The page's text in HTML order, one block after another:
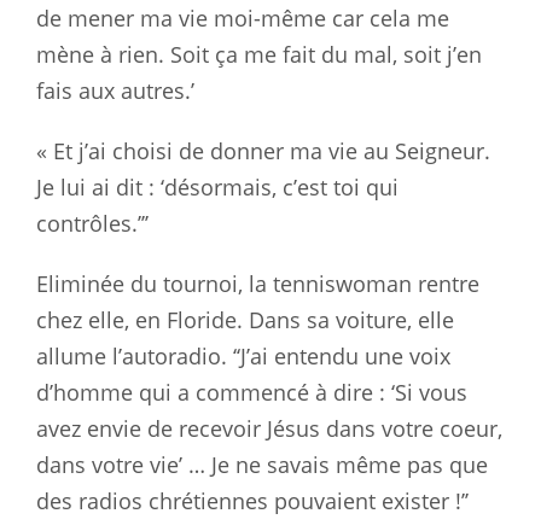
de mener ma vie moi-même car cela me
mène à rien. Soit ça me fait du mal, soit j’en
fais aux autres.’
« Et j’ai choisi de donner ma vie au Seigneur.
Je lui ai dit : ‘désormais, c’est toi qui
contrôles.’’’
Eliminée du tournoi, la tenniswoman rentre
chez elle, en Floride. Dans sa voiture, elle
allume l’autoradio. ‘‘J’ai entendu une voix
d’homme qui a commencé à dire : ‘Si vous
avez envie de recevoir Jésus dans votre coeur,
dans votre vie’ … Je ne savais même pas que
des radios chrétiennes pouvaient exister !’’